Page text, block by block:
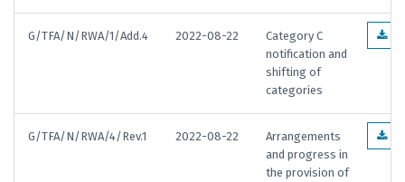
G/TFA/N/RWA/1/Add.4 2022-08-22
Category C
notification and
shifting of
categories
G/TFA/N/RWA/4/Rev.1 2022-08-22
Arrangements
and progress in
the provision of